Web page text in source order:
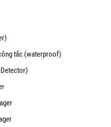
tắc (waterproof)